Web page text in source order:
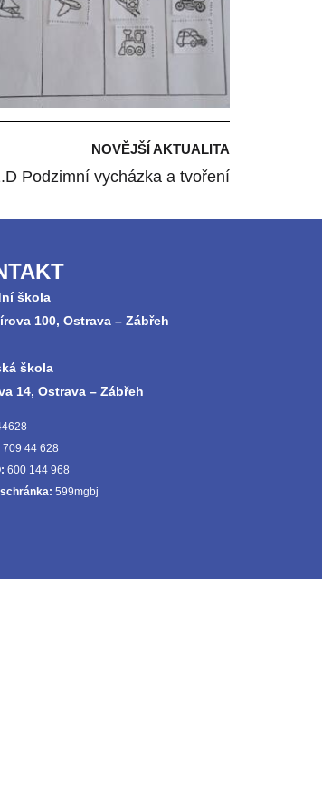
NOVĚJŠÍ AKTUALITA
Podzimní vycházka a tvoření
škola
100, Ostrava – Zábřeh
škola
14, Ostrava – Zábřeh
709 44 628
600 144 968
599mgbj